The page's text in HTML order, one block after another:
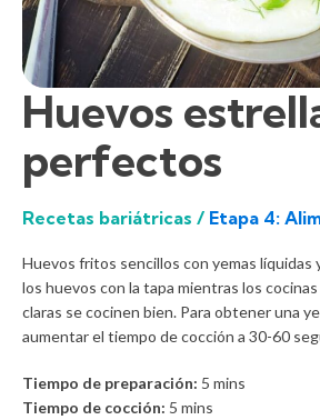
Huevos
perfectos
Recetas bariátricas / Etapa 4:
Huevos fritos sencillos con yemas líquidas
los huevos con la tapa mientras los cocinas
claras se cocinen bien. Para obtener una
aumentar el tiempo de cocción a 30-60
Tiempo de preparación: 5 mins
Tiempo de cocción: 5 mins